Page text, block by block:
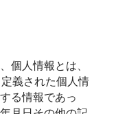
個人情報とは、
義された個人情
る情報であっ